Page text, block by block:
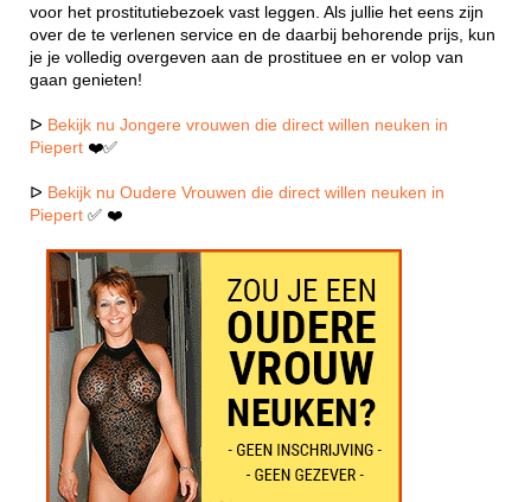
voor het prostitutiebezoek vast leggen. Als jullie het eens zijn
over de te verlenen service en de daarbij behorende prijs, kun
je je volledig overgeven aan de prostituee en er volop van
gaan genieten!
ᐅ Bekijk nu Jongere vrouwen die direct willen neuken in
Piepert ❤️✅
ᐅ Bekijk nu Oudere Vrouwen die direct willen neuken in
Piepert ✅ ❤️